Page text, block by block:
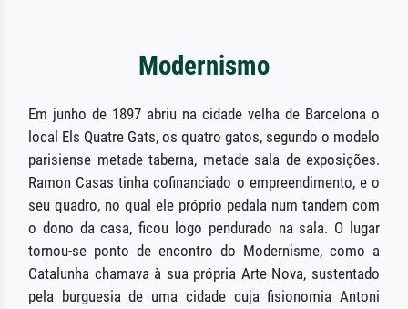
Modernismo
Em junho de 1897 abriu na cidade velha de Barcelona o
local Els Quatre Gats, os quatro gatos, segundo o modelo
parisiense metade taberna, metade sala de exposições.
Ramon Casas tinha cofinanciado o empreendimento, e o
seu quadro, no qual ele próprio pedala num tandem com
o dono da casa, ficou logo pendurado na sala. O lugar
tornou-se ponto de encontro do Modernisme, como a
Catalunha chamava à sua própria Arte Nova, sustentado
pela burguesia de uma cidade cuja fisionomia Antoni